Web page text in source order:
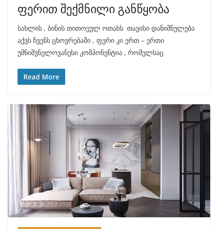
ფერით შექმნილი განწყობა
სახლის , ბინის თითოეულ ოთახს თავისი დანიშნულება
აქვს ჩვენს ცხოვრებაში , ფერი კი ერთ – ერთი
უმნიშვნელოვანესი კომპონენტია , რომელსაც
Read More